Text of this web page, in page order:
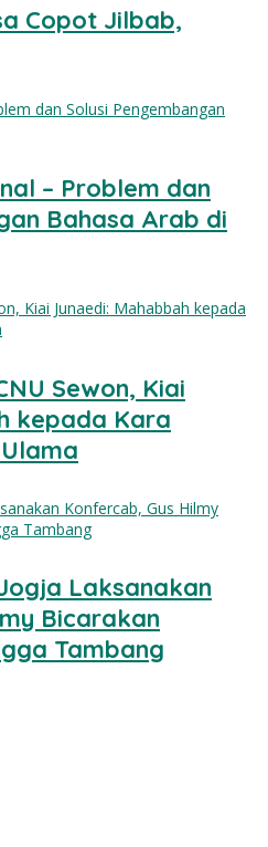
Copot Jilbab,
– Problem dan
Bahasa Arab di
Sewon, Kiai
kepada Kara
Laksanakan
Bicarakan
Tambang